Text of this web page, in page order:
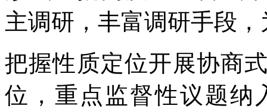
主调研，丰富调研手段
把握性质定位开展协商
位，重点监督性议题纳